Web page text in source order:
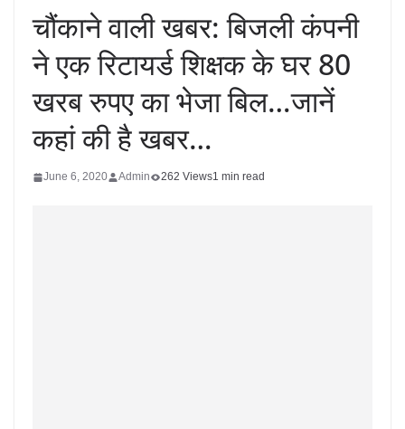
चौंकाने वाली खबर: बिजली कंपनी
ने एक रिटायर्ड शिक्षक के घर 80
खरब रुपए का भेजा बिल…जानें
कहां की है खबर…
June 6, 2020 Admin 262 Views1 min read